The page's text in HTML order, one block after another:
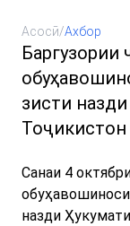
Асосӣ/Ахбор
Баргузории
зисти
Тоҷикистон
Санаи 4
назди